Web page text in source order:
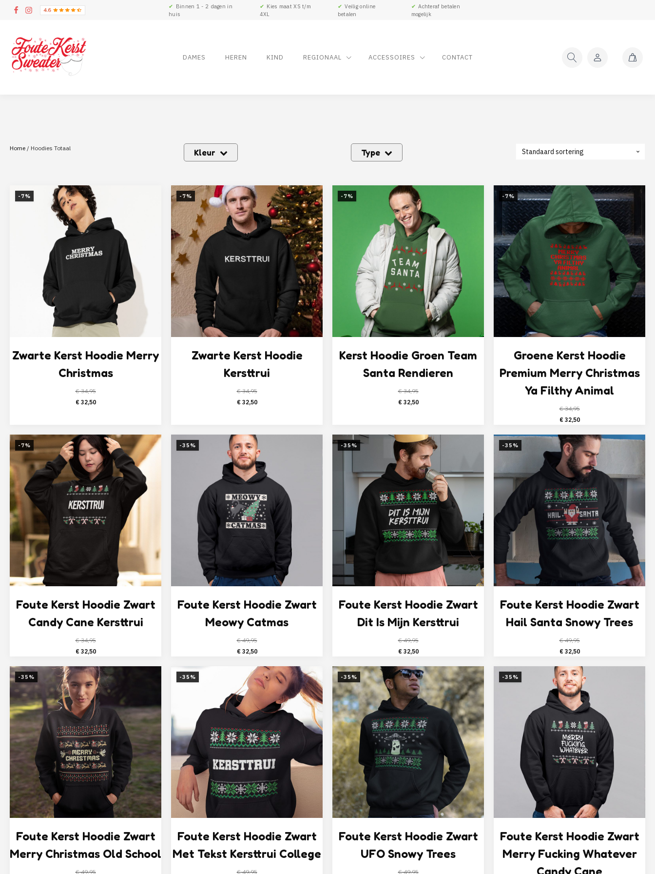
✔
Binnen 1 - 2 dagen in
huis
✔
Kies maat XS t/m
4XL
✔ Veilig online
betalen
✔ Achteraf betalen
mogelijk
DAMES HEREN KIND REGIONAAL ACCESSOIRES CONTACT
Home / Hoodies Totaal Kleur Type
-7%
Zwarte Kerst Hoodie Merry
Christmas
€34,95
Oorspronkelijke
€ 34,95.
€32,50Huidige
€ 32,50.
-7%
Zwarte Kerst Hoodie
Kersttrui
€34,95
Oorspronkelijke
€ 34,95.
€32,50Huidige
€ 32,50.
-7%
Kerst Hoodie Groen Team
Santa Rendieren
€34,95
Oorspronkelijke
€ 34,95.
€32,50Huidige
€ 32,50.
-7%
Groene Kerst Hoodie
Premium Merry Christmas
Ya Filthy Animal
€34,95
Oorspronkelijke
was:
€ 34,95.
€32,50Huidige
is:
€ 32,50.
-7%
Foute Kerst Hoodie Zwart
Candy Cane Kersttrui
€34,95
Oorspronkelijke
was:
€ 34,95.
€32,50Huidige
is:
€ 32,50.
-35%
Foute Kerst Hoodie Zwart
Meowy Catmas
€49,95
Oorspronkelijke
was:
€ 49,95.
€32,50Huidige
is:
€ 32,50.
-35%
Foute Kerst Hoodie Zwart
Dit Is Mijn Kersttrui
€49,95
Oorspronkelijke
was:
€ 49,95.
€32,50Huidige
is:
€ 32,50.
-35%
Foute Kerst Hoodie Zwart
Hail Santa Snowy Trees
€49,95
Oorspronkelijke
was:
€ 49,95.
€32,50Huidige
is:
€ 32,50.
-35%
Foute Kerst Hoodie Zwart
Merry Christmas Old School
€49,95
-35%
Foute Kerst Hoodie Zwart
Met Tekst Kersttrui College
€49,95
-35%
Foute Kerst Hoodie Zwart
UFO Snowy Trees
€49,95
-35%
Foute Kerst Hoodie Zwart
Merry Fucking Whatever